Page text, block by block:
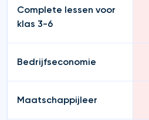
Complete lessen voor
klas 3-6
Bedrijfseconomie
Maatschappijleer